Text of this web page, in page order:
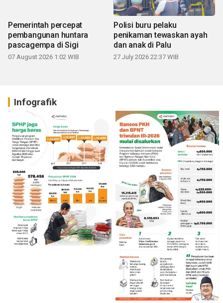
Pemerintah percepat
pembangunan huntara
pascagempa di Sigi
07 August 2026 1:02 WIB
Polisi buru pelaku
penikaman tewaskan ayah
dan anak di Palu
27 July 2026 22:37 WIB
Infografik